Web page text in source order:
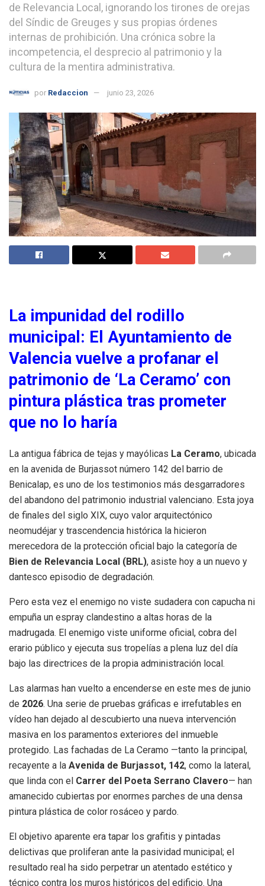
de Relevancia Local, ignorando los tirones de orejas
del Síndic de Greuges y sus propias órdenes
internas de prohibición. Una crónica sobre la
incompetencia, el desprecio al patrimonio y la
cultura de la mentira administrativa.
por Redaccion junio 23, 2026
La impunidad del rodillo
municipal: El Ayuntamiento de
Valencia vuelve a profanar el
patrimonio de ‘La Ceramo’ con
pintura plástica tras prometer
que no lo haría
La antigua fábrica de tejas y mayólicas La Ceramo, ubicada
en la avenida de Burjassot número 142 del barrio de
Benicalap, es uno de los testimonios más desgarradores
del abandono del patrimonio industrial valenciano. Esta joya
de finales del siglo XIX, cuyo valor arquitectónico
neomudéjar y trascendencia histórica la hicieron
merecedora de la protección oficial bajo la categoría de
Bien de Relevancia Local (BRL), asiste hoy a un nuevo y
dantesco episodio de degradación.
Pero esta vez el enemigo no viste sudadera con capucha ni
empuña un espray clandestino a altas horas de la
madrugada. El enemigo viste uniforme oficial, cobra del
erario público y ejecuta sus tropelías a plena luz del día
bajo las directrices de la propia administración local.
Las alarmas han vuelto a encenderse en este mes de junio
de 2026. Una serie de pruebas gráficas e irrefutables en
vídeo han dejado al descubierto una nueva intervención
masiva en los paramentos exteriores del inmueble
protegido. Las fachadas de La Ceramo —tanto la principal,
recayente a la Avenida de Burjassot, 142, como la lateral,
que linda con el Carrer del Poeta Serrano Clavero— han
amanecido cubiertas por enormes parches de una densa
pintura plástica de color rosáceo y pardo.
El objetivo aparente era tapar los grafitis y pintadas
delictivas que proliferan ante la pasividad municipal; el
resultado real ha sido perpetrar un atentado estético y
técnico contra los muros históricos del edificio. Una